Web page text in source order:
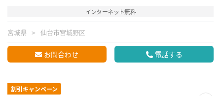
インターネット無料
宮城県 仙台市宮城野区
お問合わせ 電話する
割引キャンペーン